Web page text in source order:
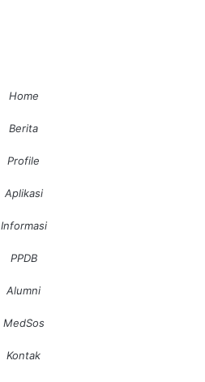
Home
Berita
Profile
Aplikasi
Informasi
PPDB
Alumni
MedSos
Kontak